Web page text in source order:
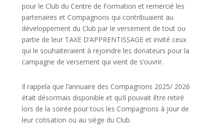
pour le Club du Centre de Formation et remercié les
partenaires et Compagnons qui contribuaient au
développement du Club par le versement de tout ou
partie de leur TAXE D’APPRENTISSAGE et invité ceux
qui le souhaiteraient à rejoindre les donateurs pour la
campagne de versement qui vient de s’ouvrir.
Il rappela que l’annuaire des Compagnons 2025/ 2026
était désormais disponible et qu’il pouvait être retiré
lors de la soirée pour tous les Compagnons à jour de
leur cotisation ou au siège du Club.